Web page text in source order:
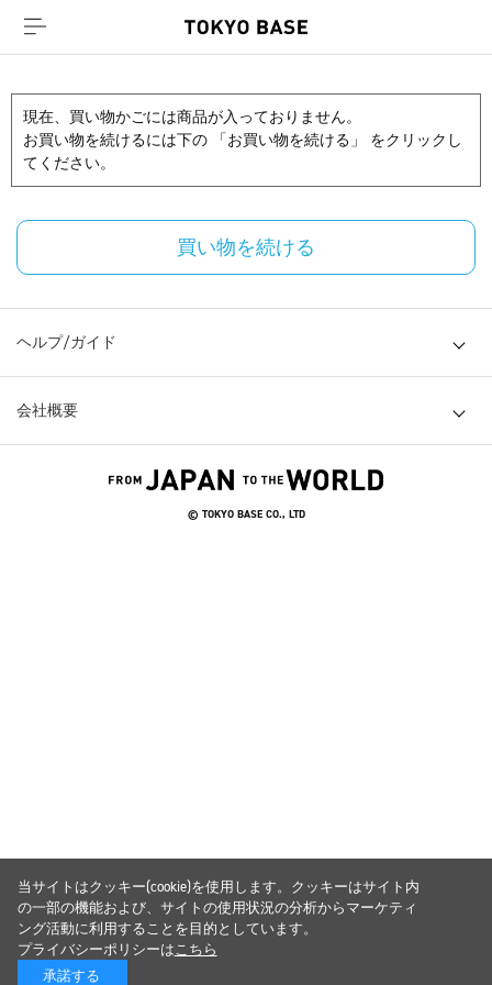
現在、買い物かごには商品が入っておりません。
お買い物を続けるには下の 「お買い物を続ける」 をクリックし
てください。
買い物を続ける
ヘルプ/ガイド
会社概要
© TOKYO BASE CO., LTD
当サイトはクッキー(cookie)を使用します。クッキーはサイト内
の一部の機能および、サイトの使用状況の分析からマーケティ
ング活動に利用することを目的としています。
プライバシーポリシーはこちら
承諾する